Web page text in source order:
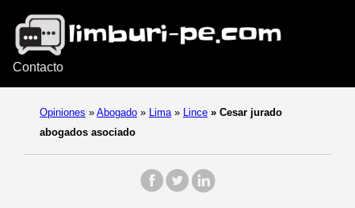
Contacto
Opiniones » Abogado » Lima » Lince » Cesar jurado
abogados asociado